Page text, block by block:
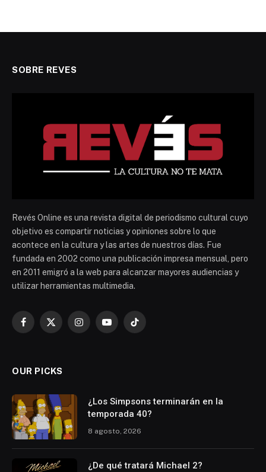
SOBRE REVES
Revés Online es una revista digital de periodismo cultural cuyo
objetivo es compartir noticias y opiniones sobre lo que
acontece en la cultura y las artes de nuestros días. Fue
fundada en 2002 como una publicación impresa mensual, pero
en 2011 emigró a la web para alcanzar mayores audiencias y
utilizar herramientas multimedia.
Facebook
X
InstagramYouTubeTikTok
OUR PICKS
¿Los Simpsons terminarán en la
temporada 40?
8 agosto, 2026
¿De qué tratará Michael 2?